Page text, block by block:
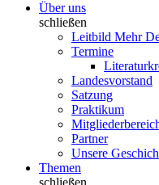
Über uns
schließen
Leitbild Mehr
Termine
Landesvorstand
Satzung
Praktikum
Partner
Unsere
Themen
schließen